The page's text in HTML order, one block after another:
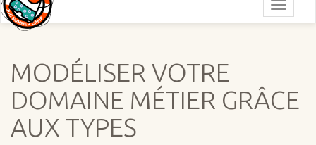
Menu
MODÉLISER VOTRE
DOMAINE MÉTIER GRÂCE
AUX TYPES